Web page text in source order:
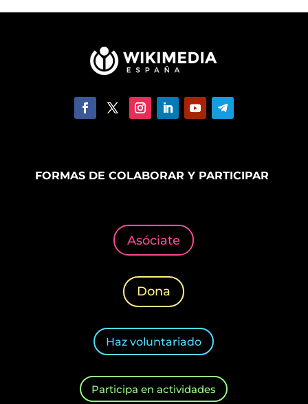
FORMAS DE COLABORAR Y PARTICIPAR
Asóciate
Dona
Haz voluntariado
Participa en actividades